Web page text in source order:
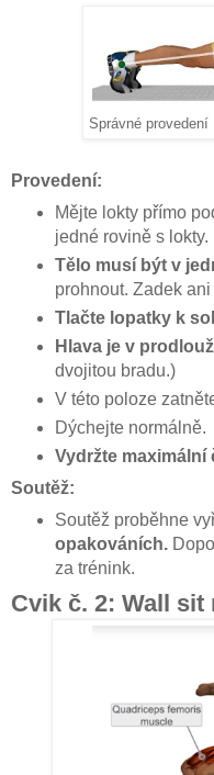
Správné provedení
Provedení:
Mějte lokty přímo
jedné rovině s lokty.
Tělo musí být v
prohnout. Zadek
Tlačte lopatky k
Hlava je v
dvojitou bradu.)
V této poloze
Dýchejte normálně.
Vydržte maximální
Soutěž:
Soutěž proběhne
opakováních.
za trénink.
Cvik č. 2: Wall